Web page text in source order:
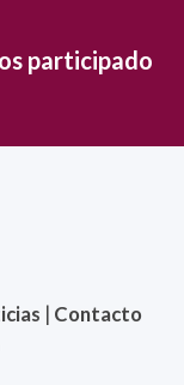
participado
| Contacto